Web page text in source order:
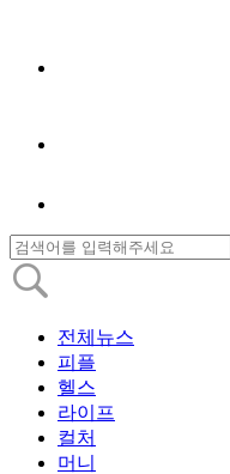
전체뉴스
피플
헬스
라이프
컬처
머니